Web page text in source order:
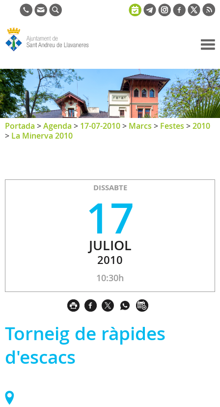
de Sant
Andreu de
Llavaneres
Portada >Agenda > 17-07-2010> Marcs > Festes >2010
> La Minerva 2010
DISSABTE
17
JULIOL
2010
10:30h
Torneig de ràpides
d'escacs